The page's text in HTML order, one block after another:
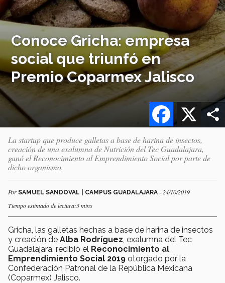
Conoce Gricha: empresa
social que triunfó en
Premio Coparmex Jalisco
X
Facebook
La startup que produce galletas a base de harina de insectos,
creación de una exalumna de Nutrición del Tec Guadalajara,
ganó el Reconocimiento al Emprendimiento Social por parte de
dicho organismo.
Por SAMUEL SANDOVAL | CAMPUS GUADALAJARA - 24/10/2019
Tiempo estimado de lectura:3 mins
Gricha, las galletas hechas a base de harina de insectos
y creación de Alba Rodríguez , exalumna del Tec
Guadalajara, recibió el Reconocimiento al
Emprendimiento Social 2019 otorgado por la
Confederación Patronal de la República Mexicana
(Coparmex) Jalisco.